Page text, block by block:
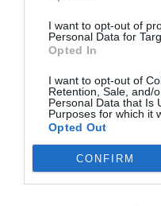
I want to opt-out of
Personal Data for
Opted In
I want to opt-out of
Retention, Sale, and/
Personal Data that Is
Purposes for which it
Opted Out
CONFIRM
Nueva edición de
farmacia: claves para
La farmacia, un apoyo
Récord de
Farmacéutico de Oviedo